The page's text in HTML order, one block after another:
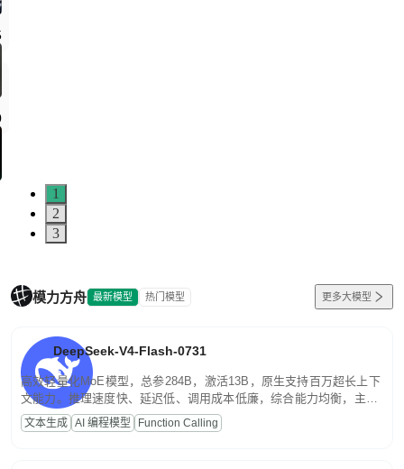
1
2
3
模力方舟 最新模型 热门模型 更多大模型
DeepSeek-V4-Flash-0731
高效轻量化MoE模型，总参284B，激活13B，原生支持百万超长上下
文能力。推理速度快、延迟低、调用成本低廉，综合能力均衡，主打
高并发、轻量化任务，适合日常对话、内容创作、基础 RAG、批量
文案处理等普惠刚需场景。
文本生成 AI 编程模型 Function Calling